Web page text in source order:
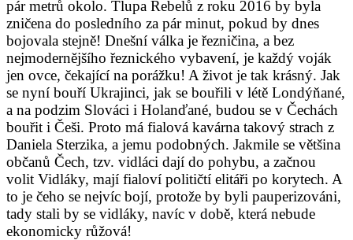
pár metrů okolo. Tlupa Rebelů z roku 2016 by byla
zničena do posledního za pár minut, pokud by dnes
bojovala stejně! Dnešní válka je řezničina, a bez
nejmodernějšího řeznického vybavení, je každý voják
jen ovce, čekající na porážku! A život je tak krásný. Jak
se nyní bouří Ukrajinci, jak se bouřili v létě Londýňané,
a na podzim Slováci i Holanďané, budou se v Čechách
bouřit i Češi. Proto má fialová kavárna takový strach z
Daniela Sterzika, a jemu podobných. Jakmile se většina
občanů Čech, tzv. vidláci dají do pohybu, a začnou
volit Vidláky, mají fialoví političtí elitáři po korytech. A
to je čeho se nejvíc bojí, protože by byli pauperizováni,
tady stali by se vidláky, navíc v době, která nebude
ekonomicky růžová!